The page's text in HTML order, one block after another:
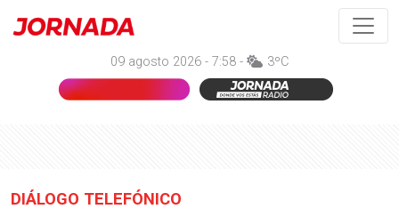
09 agosto 2026 - 7:58 - 3ºC
DIÁLOGO TELEFÓNICO